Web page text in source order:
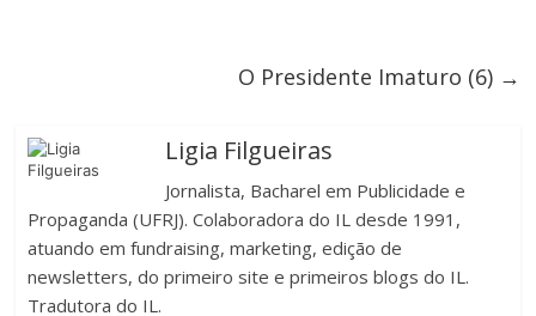
O Presidente Imaturo (6) →
Ligia Filgueiras
Jornalista, Bacharel em Publicidade e
Propaganda (UFRJ). Colaboradora do IL desde 1991,
atuando em fundraising, marketing, edição de
newsletters, do primeiro site e primeiros blogs do IL.
Tradutora do IL.